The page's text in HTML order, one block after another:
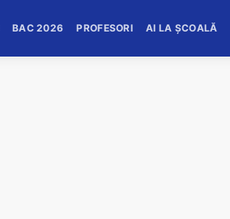
BAC 2026 PROFESORI AI LA ȘCOALĂ